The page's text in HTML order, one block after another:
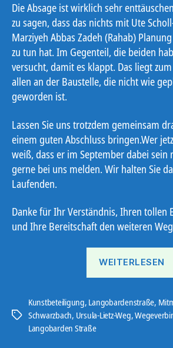
Die Absage ist wirklich sehr
zu sagen, dass das nichts mit Ute
Marziyeh Abbas Zadeh (Rahab)
zu tun hat. Im Gegenteil, die beiden
versucht, damit es klappt. Das liegt
allen an der Baustelle, die nicht wie
geworden ist.
Lassen Sie uns trotzdem gemeinsam
einem guten Abschluss bringen.Wer
weiß, dass er im September dabei sein
gerne bei uns melden. Wir halten Sie
Laufenden.
Danke für Ihr Verständnis, Ihren tollen
und Ihre Bereitschaft den weiteren
WEITERLESEN
Schlagwörter
Kunstbeteiligung, Langobardenstraße,
Schwarzbach, Ursula-Lietz-Weg,
Langobarden Straße